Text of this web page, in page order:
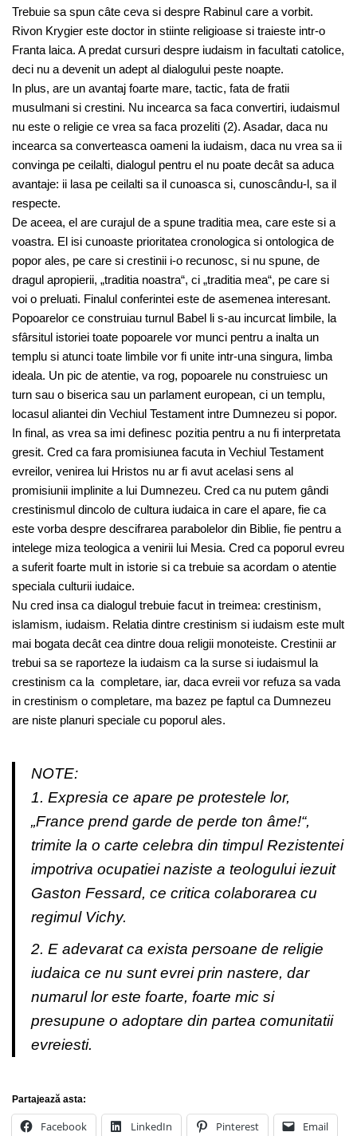
Trebuie sa spun câte ceva si despre Rabinul care a vorbit.
Rivon Krygier este doctor in stiinte religioase si traieste intr-o
Franta laica. A predat cursuri despre iudaism in facultati catolice,
deci nu a devenit un adept al dialogului peste noapte.
In plus, are un avantaj foarte mare, tactic, fata de fratii
musulmani si crestini. Nu incearca sa faca convertiri, iudaismul
nu este o religie ce vrea sa faca prozeliti (2). Asadar, daca nu
incearca sa converteasca oameni la iudaism, daca nu vrea sa ii
convinga pe ceilalti, dialogul pentru el nu poate decât sa aduca
avantaje: ii lasa pe ceilalti sa il cunoasca si, cunoscându-l, sa il
respecte.
De aceea, el are curajul de a spune traditia mea, care este si a
voastra. El isi cunoaste prioritatea cronologica si ontologica de
popor ales, pe care si crestinii i-o recunosc, si nu spune, de
dragul apropierii, „traditia noastra“, ci „traditia mea“, pe care si
voi o preluati. Finalul conferintei este de asemenea interesant.
Popoarelor ce construiau turnul Babel li s-au incurcat limbile, la
sfârsitul istoriei toate popoarele vor munci pentru a inalta un
templu si atunci toate limbile vor fi unite intr-una singura, limba
ideala. Un pic de atentie, va rog, popoarele nu construiesc un
turn sau o biserica sau un parlament european, ci un templu,
locasul aliantei din Vechiul Testament intre Dumnezeu si popor.
In final, as vrea sa imi definesc pozitia pentru a nu fi interpretata
gresit. Cred ca fara promisiunea facuta in Vechiul Testament
evreilor, venirea lui Hristos nu ar fi avut acelasi sens al
promisiunii implinite a lui Dumnezeu. Cred ca nu putem gândi
crestinismul dincolo de cultura iudaica in care el apare, fie ca
este vorba despre descifrarea parabolelor din Biblie, fie pentru a
intelege miza teologica a venirii lui Mesia. Cred ca poporul evreu
a suferit foarte mult in istorie si ca trebuie sa acordam o atentie
speciala culturii iudaice.
Nu cred insa ca dialogul trebuie facut in treimea: crestinism,
islamism, iudaism. Relatia dintre crestinism si iudaism este mult
mai bogata decât cea dintre doua religii monoteiste. Crestinii ar
trebui sa se raporteze la iudaism ca la surse si iudaismul la
crestinism ca la completare, iar, daca evreii vor refuza sa vada
in crestinism o completare, ma bazez pe faptul ca Dumnezeu
are niste planuri speciale cu poporul ales.
NOTE:
1. Expresia ce apare pe protestele lor,
„France prend garde de perde ton âme!“,
trimite la o carte celebra din timpul Rezistentei
impotriva ocupatiei naziste a teologului iezuit
Gaston Fessard, ce critica colaborarea cu
regimul Vichy.
2. E adevarat ca exista persoane de religie
iudaica ce nu sunt evrei prin nastere, dar
numarul lor este foarte, foarte mic si
presupune o adoptare din partea comunitatii
evreiesti.
Partajează asta:
Facebook LinkedIn Pinterest Email